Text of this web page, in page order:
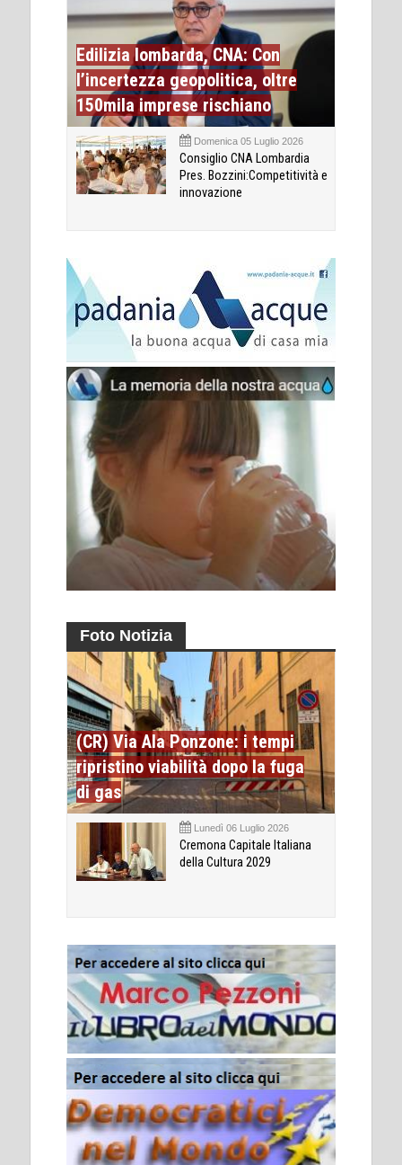
Edilizia lombarda, CNA: Con
l’incertezza geopolitica, oltre
150mila imprese rischiano
Domenica 05 Luglio 2026
Consiglio CNA Lombardia
Pres. Bozzini:Competitività e
innovazione
Foto Notizia
(CR) Via Ala Ponzone: i tempi
ripristino viabilità dopo la fuga
di gas
Lunedì 06 Luglio 2026
Cremona Capitale Italiana
della Cultura 2029